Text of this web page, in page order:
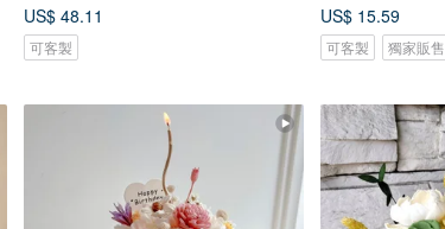
US$ 48.11
可客製
US$ 15.59
可客製 獨家販售